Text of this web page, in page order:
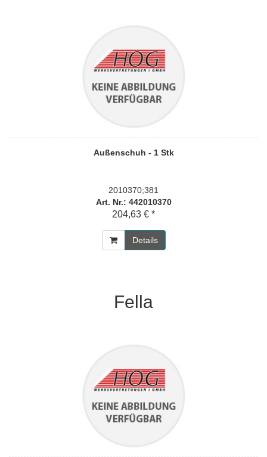
Außenschuh - 1 Stk
2010370;381
Art. Nr.: 442010370
204,63 € *
Details
Fella